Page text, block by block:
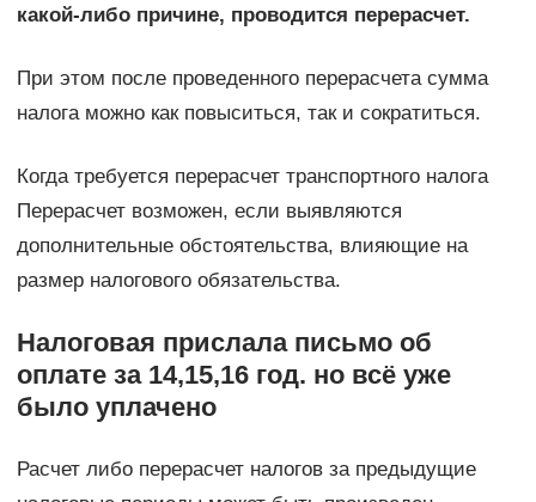
какой-либо причине, проводится перерасчет.
При этом после проведенного перерасчета сумма
налога можно как повыситься, так и сократиться.
Когда требуется перерасчет транспортного налога
Перерасчет возможен, если выявляются
дополнительные обстоятельства, влияющие на
размер налогового обязательства.
Налоговая прислала письмо об
оплате за 14,15,16 год. но всё уже
было уплачено
Расчет либо перерасчет налогов за предыдущие